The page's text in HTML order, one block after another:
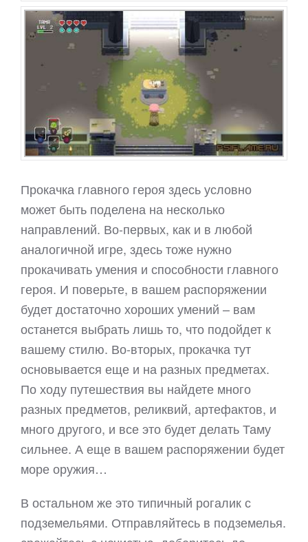
Прокачка главного героя здесь условно
может быть поделена на несколько
направлений. Во-первых, как и в любой
аналогичной игре, здесь тоже нужно
прокачивать умения и способности главного
героя. И поверьте, в вашем распоряжении
будет достаточно хороших умений – вам
останется выбрать лишь то, что подойдет к
вашему стилю. Во-вторых, прокачка тут
основывается еще и на разных предметах.
По ходу путешествия вы найдете много
разных предметов, реликвий, артефактов, и
много другого, и все это будет делать Таму
сильнее. А еще в вашем распоряжении будет
море оружия…
В остальном же это типичный рогалик с
подземельями. Отправляйтесь в подземелья.